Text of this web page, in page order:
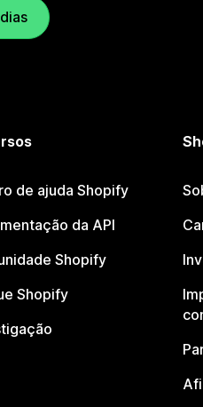
de ajuda Shopify
da API
Shopify
Shopify